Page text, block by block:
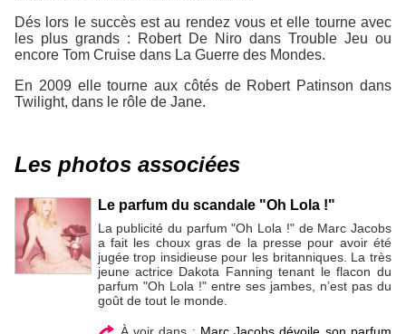
Dés lors le succès est au rendez vous et elle tourne avec
les plus grands : Robert De Niro dans Trouble Jeu ou
encore Tom Cruise dans La Guerre des Mondes.
En 2009 elle tourne aux côtés de Robert Patinson dans
Twilight, dans le rôle de Jane.
Les photos associées
Le parfum du scandale "Oh Lola !"
La publicité du parfum "Oh Lola !" de Marc Jacobs
a fait les choux gras de la presse pour avoir été
jugée trop insidieuse pour les britanniques. La très
jeune actrice Dakota Fanning tenant le flacon du
parfum "Oh Lola !" entre ses jambes, n’est pas du
goût de tout le monde.